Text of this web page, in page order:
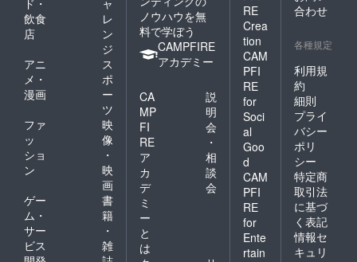
ド・
飲食
店
ャ
レ
ン
ジ
アニ
メ・
漫画
ス
ポ
ー
ツ
ファ
ッ
ショ
ン
映
像
・
映
画
ゲー
ム・
サー
ビス
書
籍
・
雑
ノウハウを無
料で学ぼう
CAMPFIRE
アカデミー
CA
MP
FI
RE
ア
カ
デ
ミ
ー
と
は
説
明
会
・
相
談
会
RE
Crea
tion
CAM
PFI
RE
for
Soci
al
Goo
d
CAM
PFI
RE
for
Ente
rtain
合わせ
各種規定
利用規
約
細則
プライ
バシー
ポリ
シー
特定商
取引法
に基づ
く表記
情報セ
キュリ